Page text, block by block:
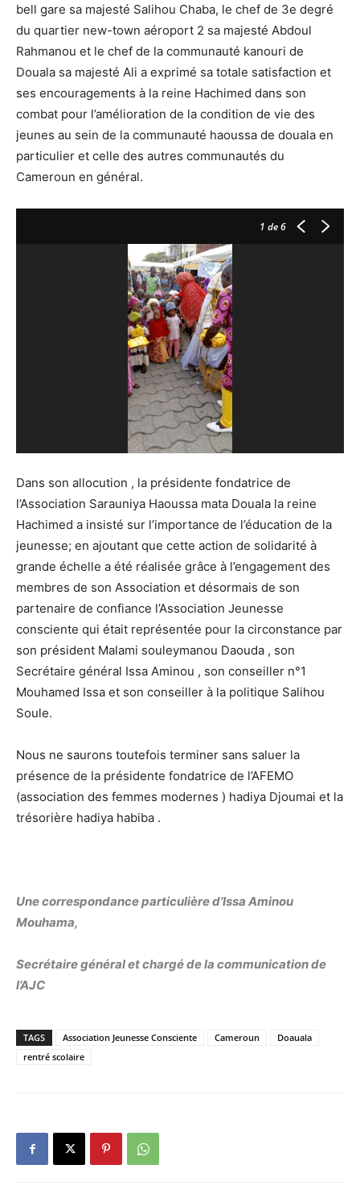
bell gare sa majesté Salihou Chaba, le chef de 3e degré
du quartier new-town aéroport 2 sa majesté Abdoul
Rahmanou et le chef de la communauté kanouri de
Douala sa majesté Ali a exprimé sa totale satisfaction et
ses encouragements à la reine Hachimed dans son
combat pour l’amélioration de la condition de vie des
jeunes au sein de la communauté haoussa de douala en
particulier et celle des autres communautés du
Cameroun en général.
1 de 6
Dans son allocution , la présidente fondatrice de
l’Association Sarauniya Haoussa mata Douala la reine
Hachimed a insisté sur l’importance de l’éducation de la
jeunesse; en ajoutant que cette action de solidarité à
grande échelle a été réalisée grâce à l’engagement des
membres de son Association et désormais de son
partenaire de confiance l’Association Jeunesse
consciente qui était représentée pour la circonstance par
son président Malami souleymanou Daouda , son
Secrétaire général Issa Aminou , son conseiller n°1
Mouhamed Issa et son conseiller à la politique Salihou
Soule.
Nous ne saurons toutefois terminer sans saluer la
présence de la présidente fondatrice de l’AFEMO
(association des femmes modernes ) hadiya Djoumai et la
trésorière hadiya habiba .
Une correspondance particulière d’Issa Aminou
Mouhama,
Secrétaire général et chargé de la communication de
l’AJC
TAGS Association Jeunesse Consciente Cameroun
Doauala
rentré scolaire